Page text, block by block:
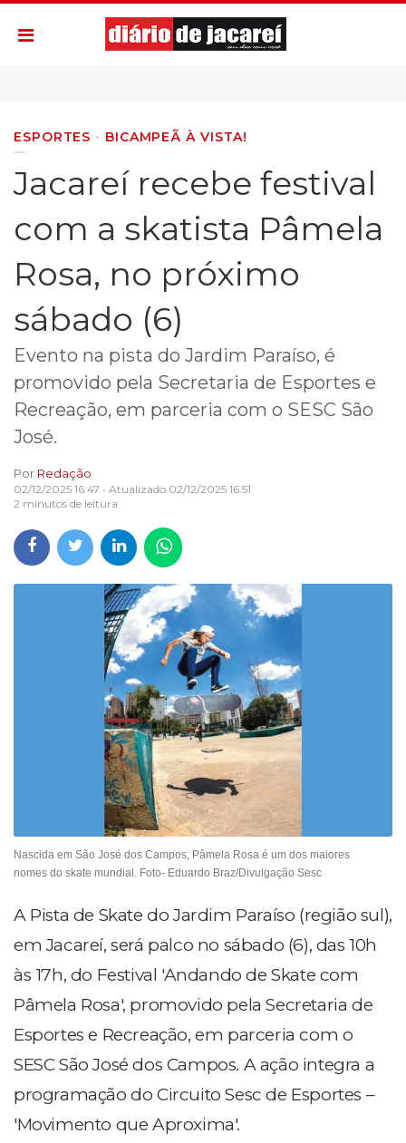
ESPORTES BICAMPEÃ À VISTA!
Jacareí recebe festival
com a skatista Pâmela
Rosa, no próximo
sábado (6)
Evento na pista do Jardim Paraíso, é
promovido pela Secretaria de Esportes e
Recreação, em parceria com o SESC São
José.
Por Redação
02/12/2025 16:47 • Atualizado 02/12/2025 16:51
2 minutos de leitura
Nascida em São José dos Campos, Pâmela Rosa é um dos maiores
nomes do skate mundial. Foto- Eduardo Braz/Divulgação Sesc
A Pista de Skate do Jardim Paraíso (região sul),
em Jacareí, será palco no sábado (6), das 10h
às 17h, do Festival 'Andando de Skate com
Pâmela Rosa', promovido pela Secretaria de
Esportes e Recreação, em parceria com o
SESC São José dos Campos. A ação integra a
programação do Circuito Sesc de Esportes –
'Movimento que Aproxima'.